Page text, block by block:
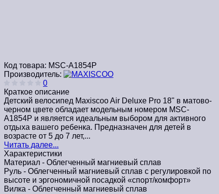
Код товара: MSC-A1854P
Производитель:
0
Краткое описание
Детский велосипед Maxiscoo Air Deluxe Pro 18" в матово-
черном цвете обладает модельным номером MSC-
A1854P и является идеальным выбором для активного
отдыха вашего ребенка. Предназначен для детей в
возрасте от 5 до 7 лет,...
Читать далее...
Характеристики
Материал - Облегченный магниевый сплав
Руль - Облегченный магниевый сплав с регулировкой по
высоте и эргономичной посадкой «спорт/комфорт»
Вилка - Облегченный магниевый сплав